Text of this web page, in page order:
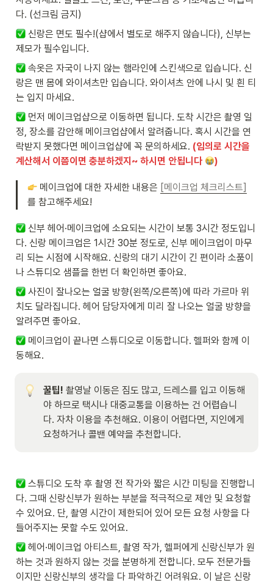
다. (선크림 금지)
신랑은 면도 필수!(샵에서 별도로 해주지 않습니다), 신부는
제모가 필수입니다.
속옷은 자국이 나지 않는 햄라인에 스킨색으로 입습니다. 신
랑은 맨 몸에 와이셔츠만 입습니다. 와이셔츠 안에 나시 및 흰 티
는 입지 마세요.
먼저 메이크업샵으로 이동하면 됩니다. 도착 시간은 촬영 일
정, 장소를 감안해 메이크업샵에서 알려줍니다. 혹시 시간을 연
락받지 못했다면 메이크업샵에 꼭 문의하세요. (임의로 시간을
계산해서 이쯤이면 충분하겠지~ 하시면 안됩니다
)
메이크업에 대한 자세한 내용은 [메이크업 체크리스트]
를 참고해주세요!
신부 헤어·메이크업에 소요되는 시간이 보통 3시간 정도입니
다. 신랑 메이크업은 1시간 30분 정도로, 신부 메이크업이 마무
리 되는 시점에 시작해요. 신랑의 대기 시간이 긴 편이라 소품이
나 스튜디오 샘플을 한번 더 확인하면 좋아요.
사진이 잘나오는 얼굴 방향(왼쪽/오른쪽)에 따라 가르마 위
치도 달라집니다. 헤어 담당자에게 미리 잘 나오는 얼굴 방향을
알려주면 좋아요.
메이크업이 끝나면 스튜디오로 이동합니다. 헬퍼와 함께 이
동해요.
꿀팁! 촬영날 이동은 짐도 많고, 드레스를 입고 이동해
야 하므로 택시나 대중교통을 이용하는 건 어렵습니
다. 자차 이용을 추천해요. 이용이 어렵다면, 지인에게
요청하거나 콜밴 예약을 추천합니다.
스튜디오 도착 후 촬영 전 작가와 짧은 시간 미팅을 진행합니
다. 그때 신랑신부가 원하는 부분을 적극적으로 제안 및 요청할
수 있어요. 단, 촬영 시간이 제한되어 있어 모든 요청 사항을 다
들어주지는 못할 수도 있어요.
헤어·메이크업 아티스트, 촬영 작가, 헬퍼에게 신랑신부가 원
하는 것과 원하지 않는 것을 분명하게 전합니다. 모두 전문가들
이지만 신랑신부의 생각을 다 파악하긴 어려워요. 이 날은 신랑